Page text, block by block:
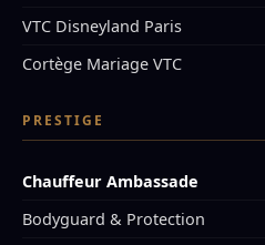
VTC Disneyland Paris
Cortège Mariage VTC
PRESTIGE
Chauffeur Ambassade
Bodyguard & Protection